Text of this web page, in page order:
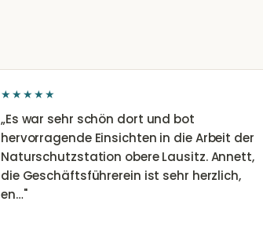
★★★★★
„Es war sehr schön dort und bot
hervorragende Einsichten in die Arbeit der
Naturschutzstation obere Lausitz. Annett,
die Geschäftsführerein ist sehr herzlich,
en…"